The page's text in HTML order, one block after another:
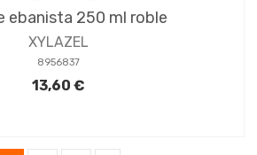
ebanista 250 ml roble
XYLAZEL
8956837
13,60 €